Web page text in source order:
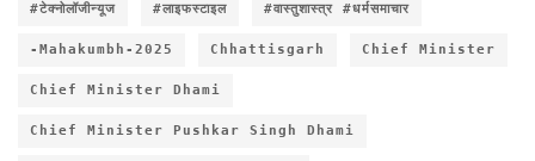
#टेक्नोलॉजीन्यूज #लाइफस्टाइल #वास्तुशास्त्र #धर्मसमाचार
-Mahakumbh-2025 Chhattisgarh Chief Minister
Chief Minister Dhami
Chief Minister Pushkar Singh Dhami